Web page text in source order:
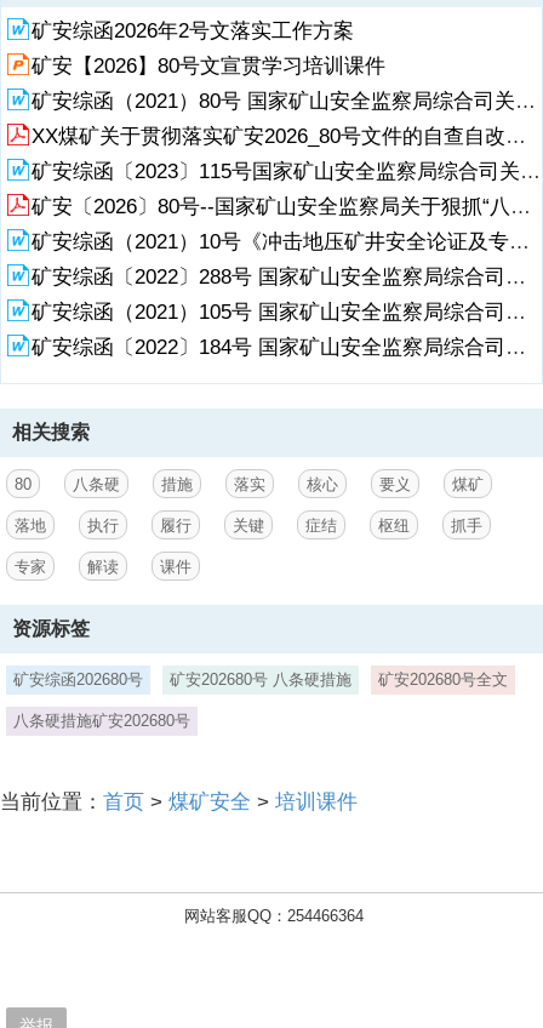
1、,八条硬措刚性落实 煤矿事故坚决防范,2026年7月6日,作 者：王
祥,“八条硬措施”硬落实核心要义与煤矿落地执行关键抓手,（矿安
202680号）要点解析与落实措施,“八条硬措施”硬落实核心要义与煤矿
落地执行关键抓手,课件编制说明,本课件，作者严格依据国家矿山安全
监察局关于狠抓“八条硬措施”硬落实 坚决防范煤矿生产安全事故的紧急
通知（矿安202680号）全文编写，所有内容均来自文件原文，未添加
文件以外的任何内容。本课件，共计53页，结构清晰，内容详实，适合
面向全国煤矿企业管理人员进行宣贯解读培训使用。每页内容均标注了
对应的文件出处，便于宣贯学习时随时查阅原文。课件中明确标注了每
项工作的责任人
2、、督办人及完成时间节点，便于煤矿企业对照执行。,“八条硬措
施”硬落实核心要义与煤矿落地执行关键抓手,个人简介,王祥煤矿副矿长
注册安全工程师（煤矿、金属非金属）、二级建造师（矿业工程）延安
市应急管理局 煤矿专家 陕西省应急管理厅 煤矿组专家 海南省应急管理
专委会 副秘书长 中国煤炭学会“科创中国”专家库（新疆煤炭领域）专家
国家矿山安全监察局青海局青藏两省区矿山安全生产专家库专家【专业
积淀】深耕煤矿安全与技术管理十余年，聚焦生产安全技术管理与技术
创新实践、班组建设、
3、标准化验收及安全培训教育等工作，具备丰富的现场实操与统筹管
理经验。【学术成果】在专业学术期刊发表科技创新论文6篇，获国家
实用教材，参编煤矿从业人员安全再培训教材企业应急管理基础煤矿安
全规程实施指南（2025版）煤矿重大事故隐患判定标准（专家解读）
（2026版）等多部行业权威教材与指南，为矿山安全领域人才培养提供
专业支撑。,“八条硬措施”硬落实核心要义与煤矿落地执行关键抓手,目
录,一、出台背景与重大意义,三、八条硬措施核心内容与煤矿落实路径,
五、总结与号召,一、出台背景与重大意义,二、总体目标与工作要求,
4、落实路径,四、贯彻落实的总体要求,“八条硬措施”硬落实核心要义与
难期当前正值煤矿安全生产的困难时期。2、煤炭迎峰度夏保供关键期
落实核心要义与煤矿落地执行关键抓手,文件出台的直接导火索,一、山
矿安综函2026年2号文落实工作方案
矿安【2026】80号文宣贯学习培训课件
矿安综函（2021）80号 国家矿山安全监察局综合司关于召开全国矿山安全生产视频会议的通知
XX煤矿关于贯彻落实矿安2026_80号文件的自查自改工作方案
矿安综函〔2023〕115号国家矿山安全监察局综合司关于征集《防治煤矿冲击地压细则》修订意见的函
矿安〔2026〕80号--国家矿山安全监察局关于狠抓“八条硬措施”硬落实 坚决...
矿安综函（2021）10号《冲击地压矿井安全论证及专项监管监察情况分析报告》的通知
矿安综函〔2022〕288号 国家矿山安全监察局综合司关于征集修订《煤矿地质工作规定》意见建议的函
矿安综函（2021）105号 国家矿山安全监察局综合司关于征求《煤矿防灭火细则（征求意见稿）》意见的函
矿安综函〔2022〕184号 国家矿山安全监察局综合司关于征集修订《煤矿安全规程执行说明》意见建议的函
相关搜索
80 八条硬 措施 落实 核心 要义 煤矿
落地 执行 履行 关键 症结 枢纽 抓手
专家 解读 课件
资源标签
矿安综函202680号 矿安202680号 八条硬措施 矿安202680号全文
八条硬措施矿安202680号
当前位置： 首页 > 煤矿安全 > 培训课件
网站客服QQ：254466364